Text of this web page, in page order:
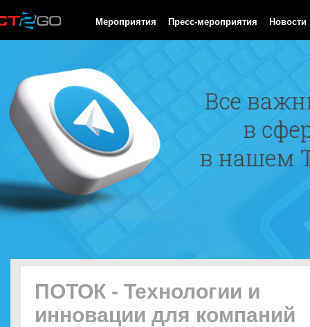
Мероприятия Пресс-мероприятия Новости
ПОТОК - Технологии и
инновации для компаний